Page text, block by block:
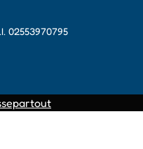
02553970795